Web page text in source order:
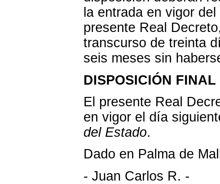
la entrada en vigor
presente Real
transcurso de treinta
seis meses sin
DISPOSICIÓN
El presente Real
en vigor el día
del Estado.
Dado en Palma de
- Juan Carlos R. -